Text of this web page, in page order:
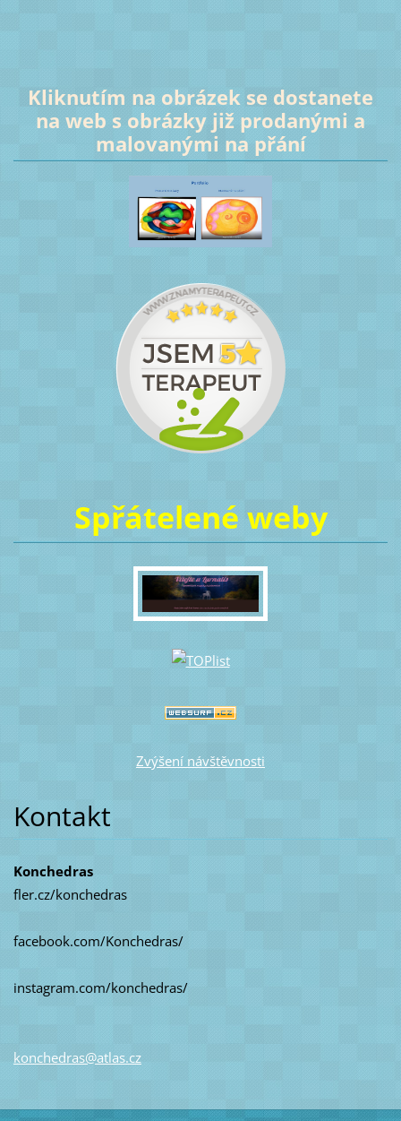
Kliknutím na obrázek se dostanete
na web s obrázky již prodanými a
malovanými na přání
Spřátelené weby
Zvýšení návštěvnosti
Kontakt
Konchedras
fler.cz/konchedras
facebook.com/Konchedras/
instagram.com/konchedras/
konchedras@atlas.cz